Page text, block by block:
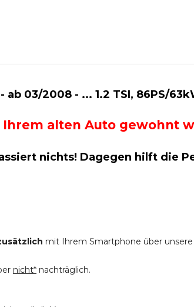
03/2008 - ... 1.2 TSI, 86PS/
alten Auto gewohnt
nichts! Dagegen hilft die
mit Ihrem Smartphone über unsere
nicht* nachträglich.